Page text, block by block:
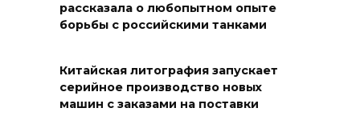
рассказала о любопытном опыте
борьбы с российскими танками
Китайская литография запускает
серийное производство новых
машин с заказами на поставки